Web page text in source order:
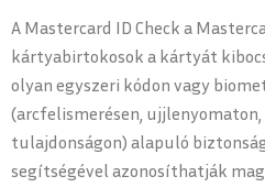
A Mastercard ID Check a
kártyabirtokosok a kártyát
olyan egyszeri kódon vagy
(arcfelismerésen,
tulajdonságon) alapuló
segítségével azonosíthatják